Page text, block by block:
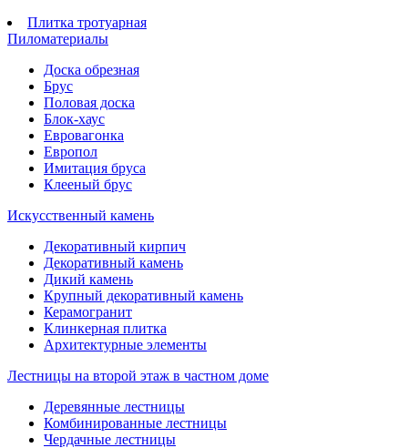
Плитка тротуарная
Пиломатериалы
Доска обрезная
Брус
Половая доска
Блок-хаус
Евровагонка
Европол
Имитация бруса
Клееный брус
Искусственный камень
Декоративный кирпич
Декоративный камень
Дикий камень
Крупный декоративный камень
Керамогранит
Клинкерная плитка
Архитектурные элементы
Лестницы на второй этаж в частном доме
Деревянные лестницы
Комбинированные лестницы
Чердачные лестницы